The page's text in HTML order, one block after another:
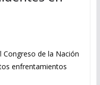
de la Nación
enfrentamientos